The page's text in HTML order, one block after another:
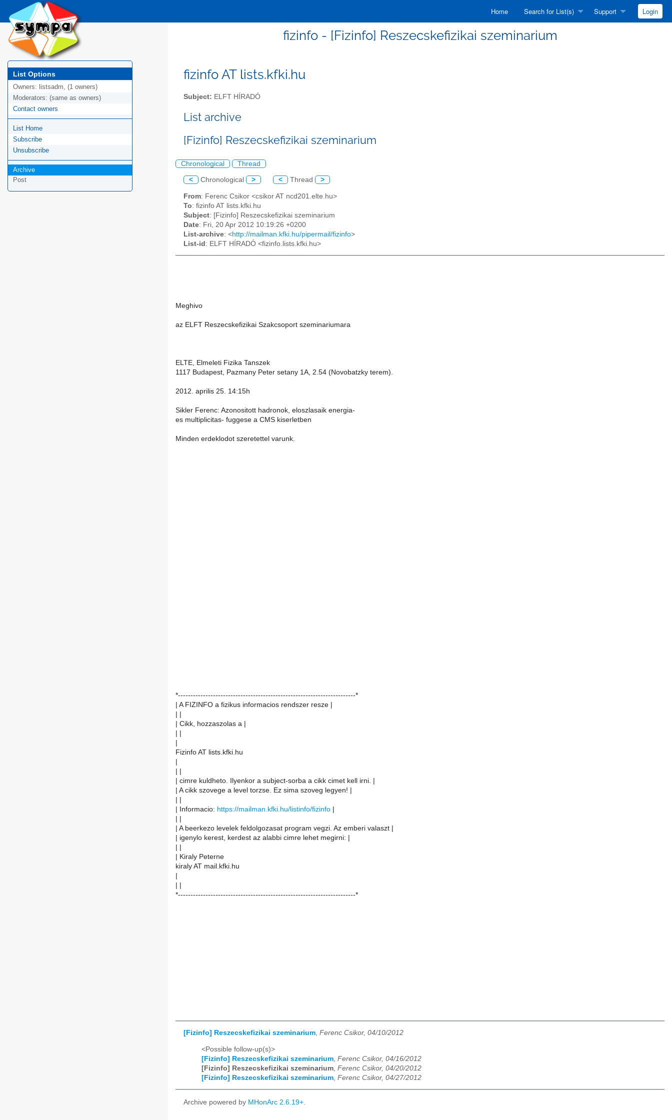
Home Search for List(s) Support Login
fizinfo - [Fizinfo] Reszecskefizikai szeminarium
List Options
Owners: listsadm, (1 owners)
Moderators: (same as owners)
Contact owners
List Home
Subscribe
Unsubscribe
Archive
Post
fizinfo AT lists.kfki.hu
Subject: ELFT HÍRADÓ
List archive
[Fizinfo] Reszecskefizikai szeminarium
Chronological Thread
< Chronological > < Thread >
From: Ferenc Csikor <csikor AT ncd201.elte.hu>
To: fizinfo AT lists.kfki.hu
Subject: [Fizinfo] Reszecskefizikai szeminarium
Date: Fri, 20 Apr 2012 10:19:26 +0200
List-archive: <http://mailman.kfki.hu/pipermail/fizinfo>
List-id : ELFT HÍRADÓ <fizinfo.lists.kfki.hu>
Meghivo
az ELFT Reszecskefizikai Szakcsoport szeminariumara
ELTE, Elmeleti Fizika Tanszek
1117 Budapest, Pazmany Peter setany 1A, 2.54 (Novobatzky terem).
2012. aprilis 25. 14:15h
Sikler Ferenc: Azonositott hadronok, eloszlasaik energia-
es multiplicitas- fuggese a CMS kiserletben
Minden erdeklodot szeretettel varunk.
*-----------------------------------------------------------------------*
| A FIZINFO a fizikus informacios rendszer resze |
| Cikk, hozzaszolas a |
Fizinfo AT lists.kfki.hu
| cimre kuldheto. Ilyenkor a subject-sorba a cikk cimet kell irni. |
| A cikk szovege a level torzse. Ez sima szoveg legyen! |
| Informacio: https://mailman.kfki.hu/listinfo/fizinfo
| A beerkezo levelek feldolgozasat program vegzi. Az emberi valaszt |
| igenylo kerest, kerdest az alabbi cimre lehet megirni: |
| Kiraly Peterne
kiraly AT mail.kfki.hu
*-----------------------------------------------------------------------*
[Fizinfo] Reszecskefizikai szeminarium, Ferenc Csikor, 04/10/2012
<Possible follow-up(s)>
[Fizinfo] Reszecskefizikai szeminarium Ferenc Csikor, 04/16/2012
[Fizinfo] Reszecskefizikai szeminarium Ferenc Csikor, 04/20/2012
[Fizinfo] Reszecskefizikai szeminarium Ferenc Csikor, 04/27/2012
Archive powered by MHonArc 2.6.19+.